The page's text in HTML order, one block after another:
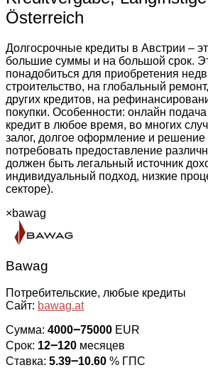
Österreich
Долгосрочные кредиты в Австрии –
большие суммы и на большой срок.
понадобиться для приобретения
строительство, на глобальный
других кредитов, на
покупки. Особенности: онлайн
кредит в любое время, во многих
залог, долгое оформление и решение
потребовать предоставление
должен быть легальный источник
индивидуальный подход, низкие
секторе).
×bawag
Bawag
Потребительские, любые кредиты
Сайт: bawag.at
Сумма: 4000౼75000 EUR
Срок: 12౼120 месяцев
Ставка: 5.39౼10.60 % ГПС